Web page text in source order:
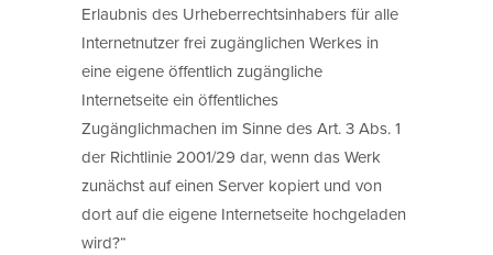
Erlaubnis des Urheberrechtsinhabers für alle
Internetnutzer frei zugänglichen Werkes in
eine eigene öffentlich zugängliche
Internetseite ein öffentliches
Zugänglichmachen im Sinne des Art. 3 Abs. 1
der Richtlinie 2001/29 dar, wenn das Werk
zunächst auf einen Server kopiert und von
dort auf die eigene Internetseite hochgeladen
wird?“